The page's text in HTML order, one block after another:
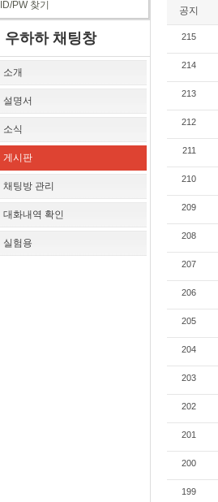
ID/PW 찾기
우하하 채팅창
소개
설명서
소식
게시판
채팅방 관리
대화내역 확인
실험용
공지
215
214
213
212
211
210
209
208
207
206
205
204
203
202
201
200
199